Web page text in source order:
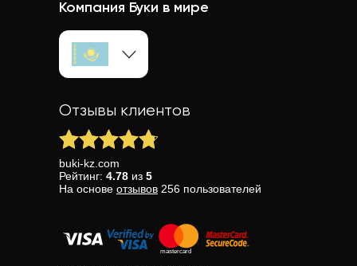
Компания Буки в мире
Отзывы клиентов
buki-kz.com
Рейтинг: 4.78 из 5
На основе отзывов 256 пользователей